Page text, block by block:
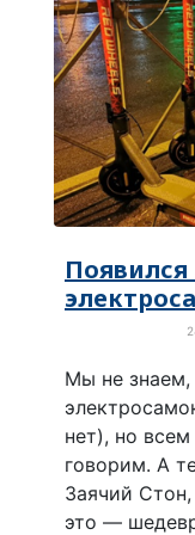
Мы не
нет), но
говорим. А
Заячий
это —